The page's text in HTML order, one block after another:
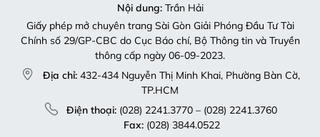
Nội dung:Trần Hải
Giấy phép mở chuyên trang Sài Gòn Giải Phóng Đầu Tư Tài
Chính số 29/GP-CBC do Cục Báo chí, Bộ Thông tin và Truyền
thông cấp ngày 06-09-2023.
Địa chỉ: 432-434 Nguyễn Thị Minh Khai, Phường Bàn Cờ,
TP.HCM
Điện thoại:(028) 2241.3770 – (028) 2241.3760
Fax:(028) 3844.0522